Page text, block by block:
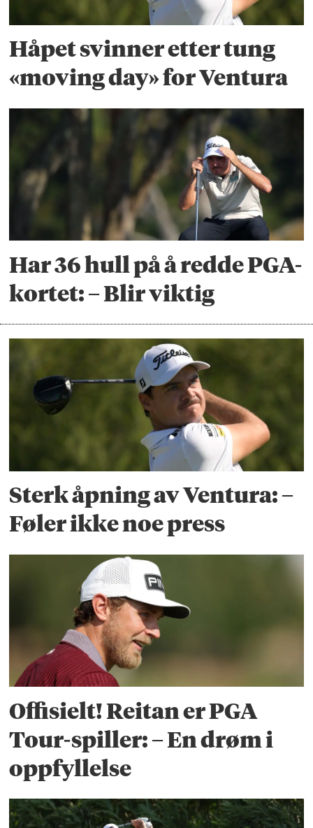
Håpet svinner etter tung
«moving day» for Ventura
Har 36 hull på å redde PGA-
kortet: – Blir viktig
Sterk åpning av Ventura: –
Føler ikke noe press
Offisielt! Reitan er PGA
Tour-spiller: – En drøm i
oppfyllelse